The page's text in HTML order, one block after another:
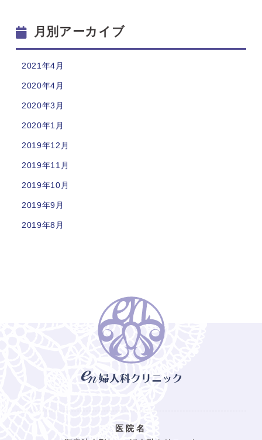
月別アーカイブ
2021年4月
2020年4月
2020年3月
2020年1月
2019年12月
2019年11月
2019年10月
2019年9月
2019年8月
医院名